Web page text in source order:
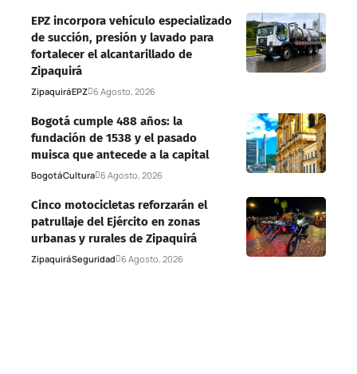
EPZ incorpora vehículo especializado
de succión, presión y lavado para
fortalecer el alcantarillado de
Zipaquirá
ZipaquiráEPZ 6 Agosto, 2026
Bogotá cumple 488 años: la
fundación de 1538 y el pasado
muisca que antecede a la capital
BogotáCultura 6 Agosto, 2026
Cinco motocicletas reforzarán el
patrullaje del Ejército en zonas
urbanas y rurales de Zipaquirá
ZipaquiráSeguridad 6 Agosto, 2026